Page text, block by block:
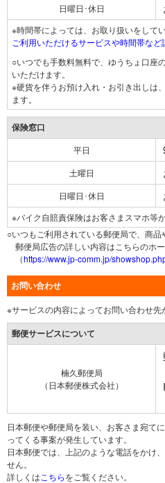
日曜日･休日
※時間帯によっては、お取り扱いをして
ご利用いただけるサービスや時間帯など
○いつでも手数料無料で、ゆうちょ口座
いただけます。
※硬貨を伴うお預け入れ・お引き出しは
ます。
保険窓口
平日
土曜日
日曜日･休日
※バイク自賠責保険はお客さまスマホ等
○いつもご利用されている郵便局で、商
郵便局広告の詳しい内容はこちらのホ
（https://www.jp-comm.jp/
お問い合わせ
※サービスの内容によってお問い合わせ先
郵便サービスについて
楠久郵便局
（日本郵便株式会社）
日本郵便や郵便局を装い、お客さま宛て
ってくる事案が発生しています。
日本郵便では、上記のような電話をかけ
せん。
詳しくは こちらをご覧ください。